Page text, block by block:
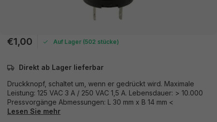
€1,00 Auf Lager (502 stücke)
Direkt ab Lager lieferbar
Druckknopf, schaltet um, wenn er gedrückt wird. Maximale
Leistung: 125 VAC 3 A / 250 VAC 1,5 A. Lebensdauer: > 10.000
Pressvorgänge Abmessungen: L 30 mm x B 14 mm <
Lesen Sie mehr